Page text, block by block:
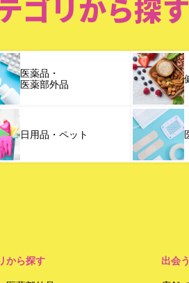
ゴリから探す
医薬品・
医薬部外品
日用品・ペット
から探す 出会